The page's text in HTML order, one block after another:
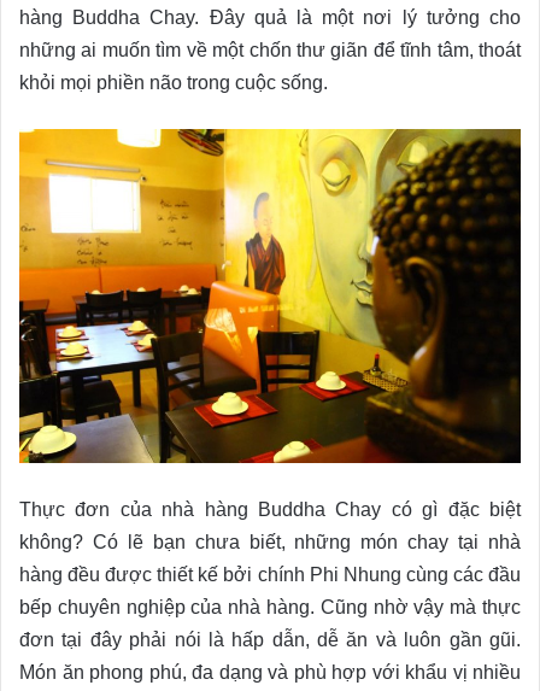
hàng Buddha Chay. Đây quả là một nơi lý tưởng cho
những ai muốn tìm về một chốn thư giãn để tĩnh tâm, thoát
khỏi mọi phiền não trong cuộc sống.
Thực đơn của nhà hàng Buddha Chay có gì đặc biệt
không? Có lẽ bạn chưa biết, những món chay tại nhà
hàng đều được thiết kế bởi chính Phi Nhung cùng các đầu
bếp chuyên nghiệp của nhà hàng. Cũng nhờ vậy mà thực
đơn tại đây phải nói là hấp dẫn, dễ ăn và luôn gần gũi.
Món ăn phong phú, đa dạng và phù hợp với khẩu vị nhiều